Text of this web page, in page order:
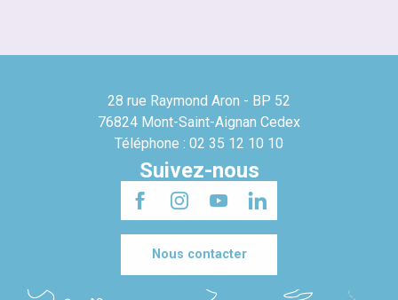
28 rue Raymond Aron - BP 52
76824 Mont-Saint-Aignan Cedex
Téléphone : 02 35 12 10 10
Suivez-nous
Nous contacter